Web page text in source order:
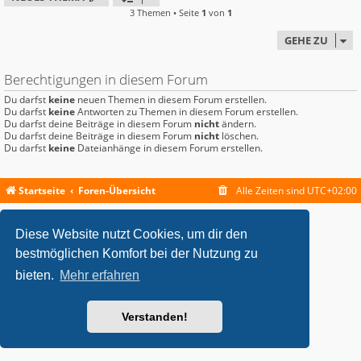
Diese Website nutzt Cookies, um dir den
bestmöglichen Komfort bei der Nutzung zu
bieten. Mehr erfahren
Verstanden!
3 Themen • Seite 1 von 1
GEHE ZU
Berechtigungen in diesem Forum
Du darfst keine neuen Themen in diesem Forum erstellen.
Du darfst keineAntworten zu Themen in diesem Forum erstellen.
Du darfst deine Beiträge in diesem Forum nichtändern.
Du darfst deine Beiträge in diesem Forum nicht löschen.
Du darfst keine Dateianhänge in diesem Forum erstellen.
Startseite Foren-Übersicht Alle Zeiten sind UTC+02:00
Powered byphpBB® Forum Software © phpBB Limited
Deutsche Übersetzung durch
Nutzungsbedingungen